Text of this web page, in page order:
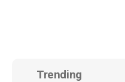
Trending